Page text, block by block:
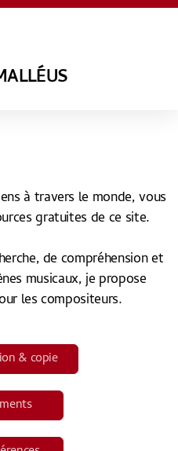
à travers le monde, vous
gratuites de ce site.
de compréhension et
musicaux, je propose
les compositeurs.
& copie